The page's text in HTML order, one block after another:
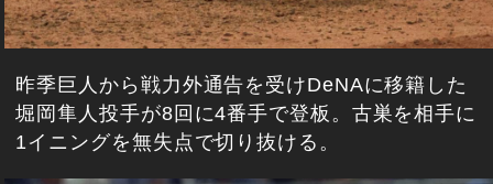
昨季巨人から戦力外通告を受けDeNAに移籍した
堀岡隼人投手が8回に4番手で登板。古巣を相手に
1イニングを無失点で切り抜ける。